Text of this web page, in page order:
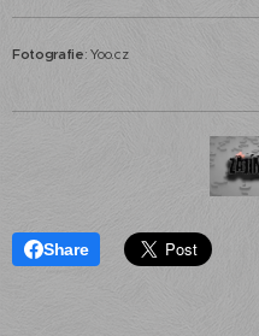
Fotografie: Yoo.cz
Share